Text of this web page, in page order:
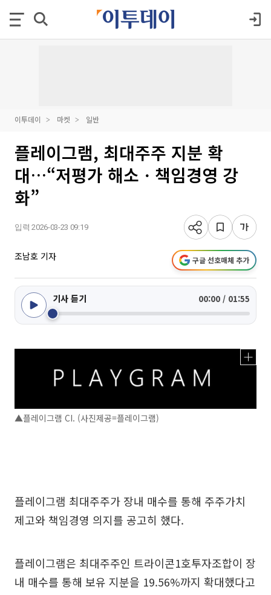
이투데이 마켓 일반
플레이그램, 최대주주 지분 확
대…“저평가 해소ㆍ책임경영 강
화”
입력 2026-03-23 09:19
조남호 기자 구글 선호매체 추가
기사 듣기 00:00 / 01:55
▲플레이그램 CI. (사진제공=플레이그램)
플레이그램 최대주주가 장내 매수를 통해 주주가치
제고와 책임경영 의지를 공고히 했다.
플레이그램은 최대주주인 트라이콘1호투자조합이 장
내 매수를 통해 보유 지분을 19.56%까지 확대했다고